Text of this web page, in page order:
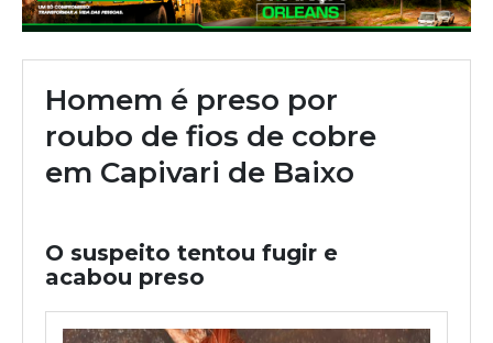
Homem é preso por
roubo de fios de cobre
em Capivari de Baixo
O suspeito tentou fugir e
acabou preso